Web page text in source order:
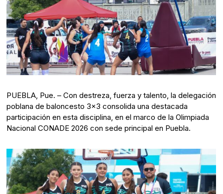
PUEBLA, Pue. – Con destreza, fuerza y talento, la delegación
poblana de baloncesto 3×3 consolida una destacada
participación en esta disciplina, en el marco de la Olimpiada
Nacional CONADE 2026 con sede principal en Puebla.